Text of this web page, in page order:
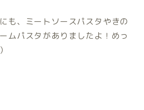
も、ミートソースパスタやきの
ムパスタがありましたよ！めっ